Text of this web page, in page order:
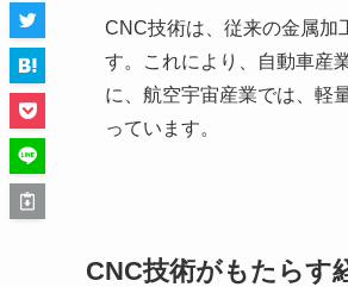
CNC技術は、従来の金属加
す。これにより、自動車産
に、航空宇宙産業では、軽
っています。
CNC技術がもたらす